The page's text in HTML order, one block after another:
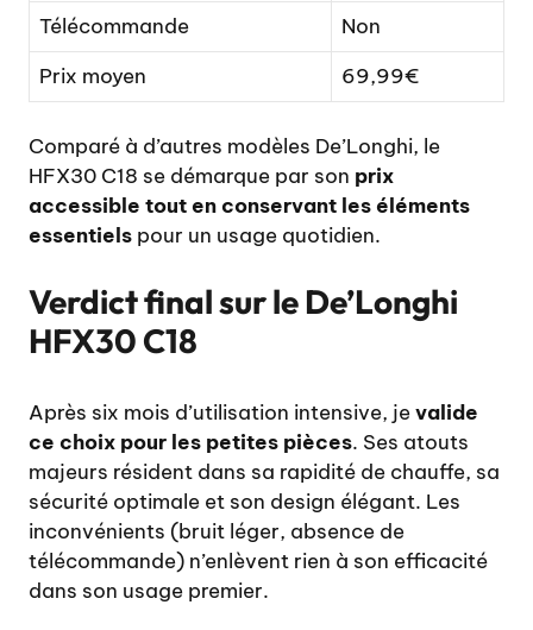
Télécommande
Non
Prix moyen
69,99€
Comparé à d’autres modèles De’Longhi, le
HFX30 C18 se démarque par son prix
accessible tout en conservant les éléments
essentiels pour un usage quotidien.
Verdict final sur le De’Longhi
HFX30 C18
Après six mois d’utilisation intensive, jevalide
ce choix pour les petites pièces. Ses atouts
majeurs résident dans sa rapidité de chauffe, sa
sécurité optimale et son design élégant. Les
inconvénients (bruit léger, absence de
télécommande) n’enlèvent rien à son efficacité
dans son usage premier.